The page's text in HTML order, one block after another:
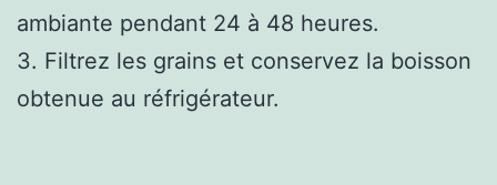
ambiante pendant 24 à 48 heures.
3. Filtrez les grains et conservez la boisson
obtenue au réfrigérateur.